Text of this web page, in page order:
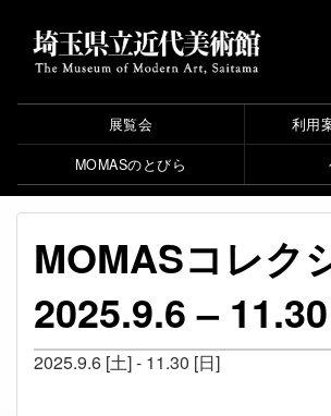
展覧会 利用
MOMASのとびら
MOMASコレク
2025.9.6 – 11.30
2025.9.6 [土] - 11.30 [日]